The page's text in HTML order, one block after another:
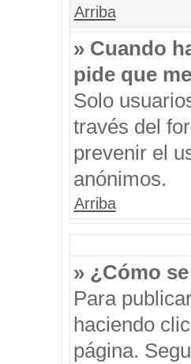
Arriba
» Cuando
pide que
Solo
través del
prevenir el
anónimos.
Arriba
» ¿Cómo
Para
haciendo
página.